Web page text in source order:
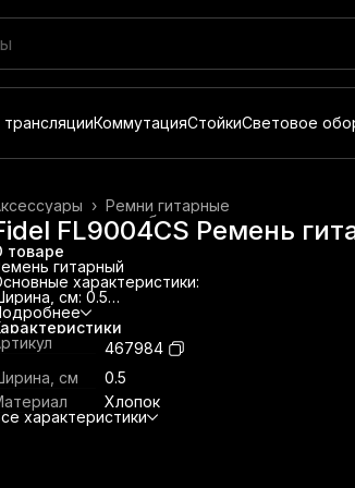
КоммутацияСтойкиСветовое
Ремни гитарные
›
и гитарное оборудование
Музыкальные инструменты
›
FL9004CS Ремень
товаре
гитарный
характеристики:
см: 0.5
см: 90-144
Хлопок
Красный
Крепление/наконечник: Наконечники из
467984
см
0.5
Хлопок
характеристики